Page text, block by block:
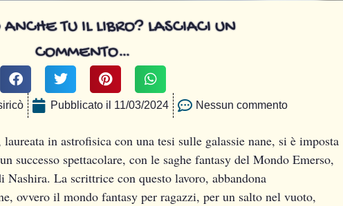
ANCHE TU IL LIBRO? LASCIACI UN
COMMENTO…
Pubblicato il 11/03/2024 Nessun commento
in astrofisica con una tesi sulle galassie nane, si è imposta
successo spettacolare, con le saghe fantasy del Mondo Emerso,
Nashira. La scrittrice con questo lavoro, abbandona
ovvero il mondo fantasy per ragazzi, per un salto nel vuoto,